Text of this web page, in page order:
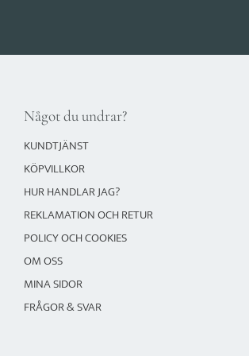
Något du undrar?
KUNDTJÄNST
KÖPVILLKOR
HUR HANDLAR JAG?
REKLAMATION OCH RETUR
POLICY OCH COOKIES
OM OSS
MINA SIDOR
FRÅGOR & SVAR